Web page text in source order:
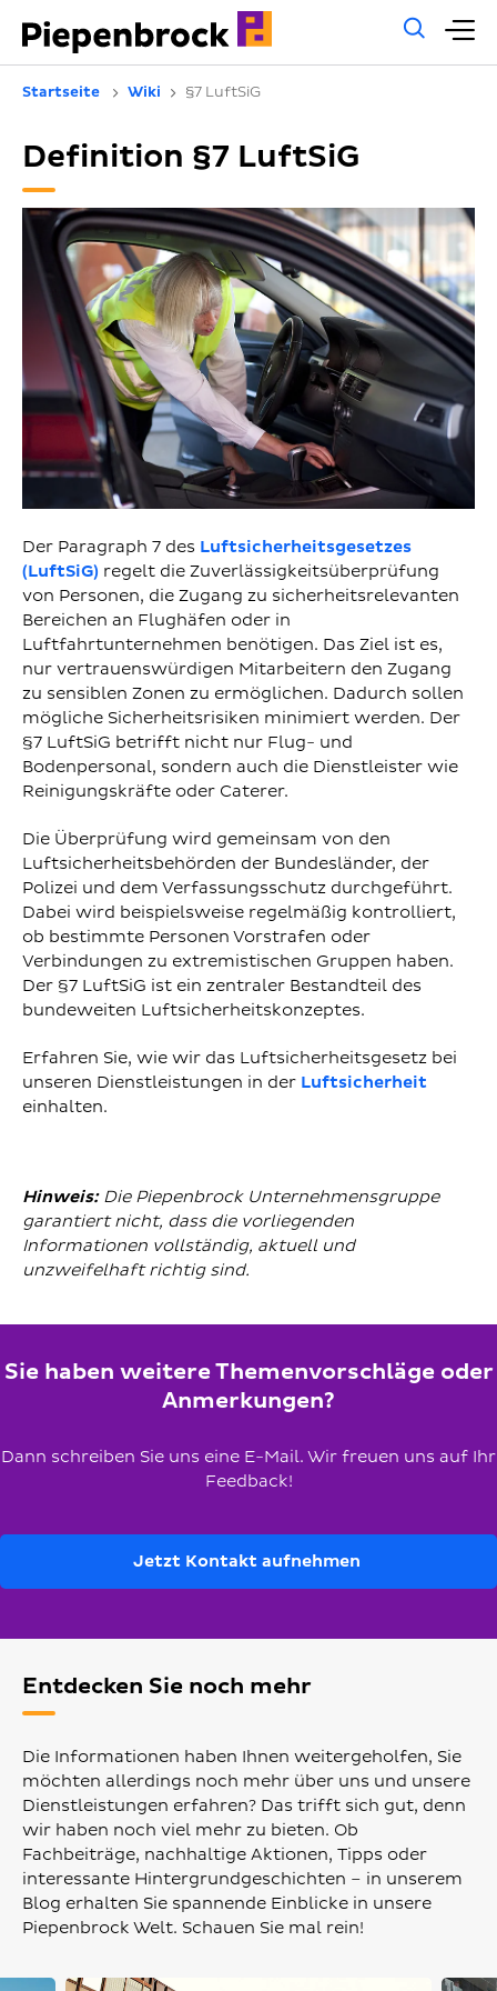
Startseite Wiki §7 LuftSiG
Definition §7 LuftSiG
Der Paragraph 7 des Luftsicherheitsgesetzes
(LuftSiG) regelt die Zuverlässigkeitsüberprüfung
von Personen, die Zugang zu sicherheitsrelevanten
Bereichen an Flughäfen oder in
Luftfahrtunternehmen benötigen. Das Ziel ist es,
nur vertrauenswürdigen Mitarbeitern den Zugang
zu sensiblen Zonen zu ermöglichen. Dadurch sollen
mögliche Sicherheitsrisiken minimiert werden. Der
§7 LuftSiG betrifft nicht nur Flug- und
Bodenpersonal, sondern auch die Dienstleister wie
Reinigungskräfte oder Caterer.
Die Überprüfung wird gemeinsam von den
Luftsicherheitsbehörden der Bundesländer, der
Polizei und dem Verfassungsschutz durchgeführt.
Dabei wird beispielsweise regelmäßig kontrolliert,
ob bestimmte Personen Vorstrafen oder
Verbindungen zu extremistischen Gruppen haben.
Der §7 LuftSiG ist ein zentraler Bestandteil des
bundeweiten Luftsicherheitskonzeptes.
Erfahren Sie, wie wir das Luftsicherheitsgesetz bei
unseren Dienstleistungen in der Luftsicherheit
einhalten.
Hinweis:Die Piepenbrock Unternehmensgruppe
garantiert nicht, dass die vorliegenden
Informationen vollständig, aktuell und
unzweifelhaft richtig sind.
Sie haben weitere Themenvorschläge oder
Anmerkungen?
Dann schreiben Sie uns eine E-Mail. Wir freuen uns auf Ihr
Feedback!
Jetzt Kontakt aufnehmen
Entdecken Sie noch mehr
Die Informationen haben Ihnen weitergeholfen, Sie
möchten allerdings noch mehr über uns und unsere
Dienstleistungen erfahren? Das trifft sich gut, denn
wir haben noch viel mehr zu bieten. Ob
Fachbeiträge, nachhaltige Aktionen, Tipps oder
interessante Hintergrundgeschichten – in unserem
Blog erhalten Sie spannende Einblicke in unsere
Piepenbrock Welt. Schauen Sie mal rein!